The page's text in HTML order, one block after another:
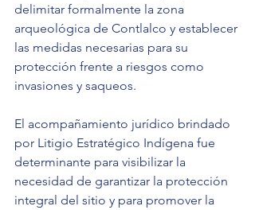
delimitar formalmente la zona
arqueológica de Contlalco y establecer
las medidas necesarias para su
protección frente a riesgos como
invasiones y saqueos.
El acompañamiento jurídico brindado
por Litigio Estratégico Indígena fue
determinante para visibilizar la
necesidad de garantizar la protección
integral del sitio y para promover la